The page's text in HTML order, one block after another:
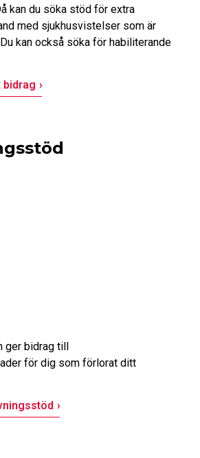
kan du söka stöd för extra
med sjukhusvistelser som är
kan också söka för habiliterande
bidrag
ger bidrag till
för dig som förlorat ditt